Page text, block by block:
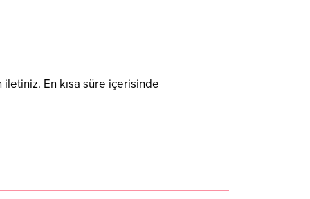
En kısa süre içerisinde